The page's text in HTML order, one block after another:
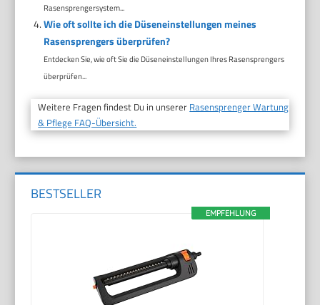
Rasensprengersystem...
Wie oft sollte ich die Düseneinstellungen meines
Rasensprengers überprüfen?
Entdecken Sie, wie oft Sie die Düseneinstellungen Ihres Rasensprengers
überprüfen...
Weitere Fragen findest Du in unserer Rasensprenger Wartung
& Pflege FAQ-Übersicht.
BESTSELLER
EMPFEHLUNG